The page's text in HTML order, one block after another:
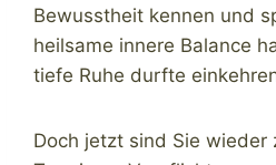
Bewusstheit kennen und
heilsame innere Balance
tiefe Ruhe durfte
Doch jetzt sind Sie wieder